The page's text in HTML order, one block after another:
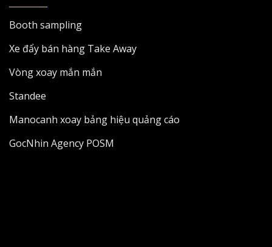
Booth sampling
Xe đẩy bán hàng Take Away
Vòng xoay mắn mắn
Standee
Manocanh xoay bảng hiệu quảng cáo
GocNhin Agency POSM